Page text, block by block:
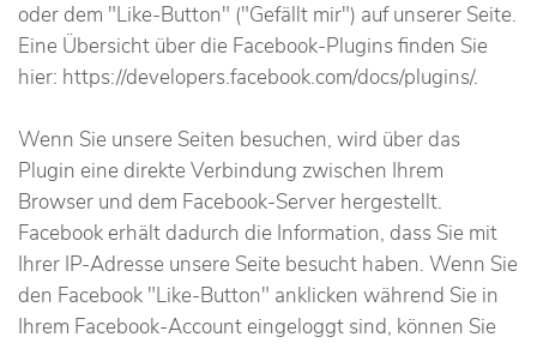
oder dem "Like-Button" ("Gefällt mir") auf unserer Seite.
Eine Übersicht über die Facebook-Plugins finden Sie
hier: https://developers.facebook.com/docs/plugins/.
Wenn Sie unsere Seiten besuchen, wird über das
Plugin eine direkte Verbindung zwischen Ihrem
Browser und dem Facebook-Server hergestellt.
Facebook erhält dadurch die Information, dass Sie mit
Ihrer IP-Adresse unsere Seite besucht haben. Wenn Sie
den Facebook "Like-Button" anklicken während Sie in
Ihrem Facebook-Account eingeloggt sind, können Sie